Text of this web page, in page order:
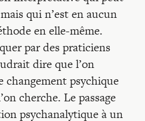
qui n’est en aucun
en elle-même.
par des praticiens
dire que l’on
changement psychique
cherche. Le passage
psychanalytique à un